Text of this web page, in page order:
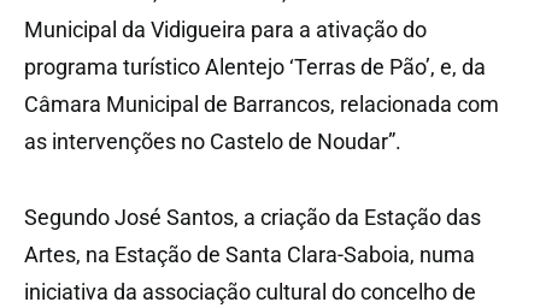
Municipal da Vidigueira para a ativação do
programa turístico Alentejo ‘Terras de Pão’, e, da
Câmara Municipal de Barrancos, relacionada com
as intervenções no Castelo de Noudar”.
Segundo José Santos, a criação da Estação das
Artes, na Estação de Santa Clara-Saboia, numa
iniciativa da associação cultural do concelho de